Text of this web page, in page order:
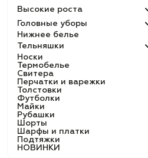
Высокие роста
Головные уборы
Нижнее белье
Тельняшки
Носки
Термобелье
Свитера
Перчатки и варежки
Толстовки
Футболки
Майки
Рубашки
Шорты
Шарфы и платки
Подтяжки
НОВИНКИ